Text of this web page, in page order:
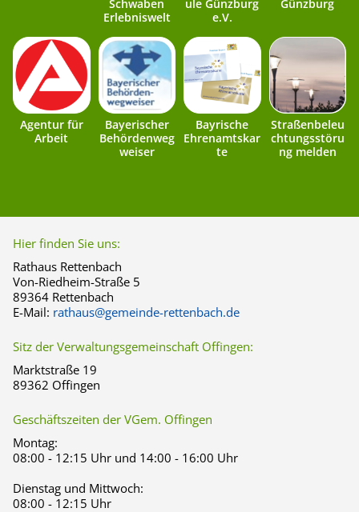
Schwaben
Erlebniswelt
ule Günzburg
e.V.
Günzburg
Agentur für
Arbeit
Bayerischer
Behördenweg
weiser
Bayrische
Ehrenamtskar
te
Straßenbeleu
chtungsstöru
ng melden
Hier finden Sie uns:
Rathaus Rettenbach
Von-Riedheim-Straße 5
89364 Rettenbach
E-Mail: rathaus@gemeinde-rettenbach.de
Sitz der Verwaltungsgemeinschaft Offingen:
Marktstraße 19
89362 Offingen
Geschäftszeiten der VGem. Offingen
Montag:
08:00 - 12:15 Uhr und 14:00 - 16:00 Uhr
Dienstag und Mittwoch:
08:00 - 12:15 Uhr